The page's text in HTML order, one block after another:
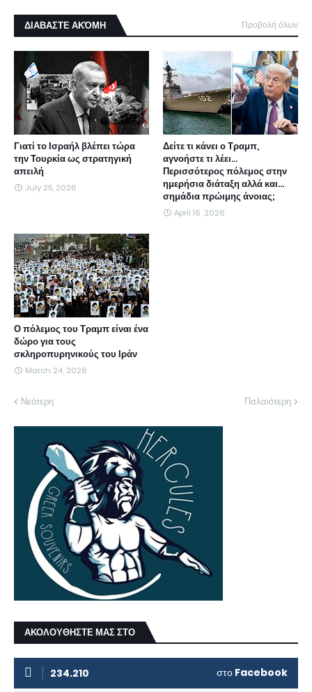
ΔΙΑΒΑΣΤΕ ΑΚΌΜΗ Προβολή όλων
Γιατί το Ισραήλ βλέπει τώρα
την Τουρκία ως στρατηγική
απειλή
July 25, 2026
Δείτε τι κάνει ο Τραμπ,
αγνοήστε τι λέει...
Περισσότερος πόλεμος στην
ημερήσια διάταξη αλλά και...
σημάδια πρώιμης άνοιας;
April 16, 2026
Ο πόλεμος του Τραμπ είναι ένα
δώρο για τους
σκληροπυρηνικούς του Ιράν
March 24, 2026
Νεότερη Παλαιότερη
ΑΚΟΛΟΥΘΗΣΤΕ ΜΑΣ ΣΤΟ
234.210 στο Facebook